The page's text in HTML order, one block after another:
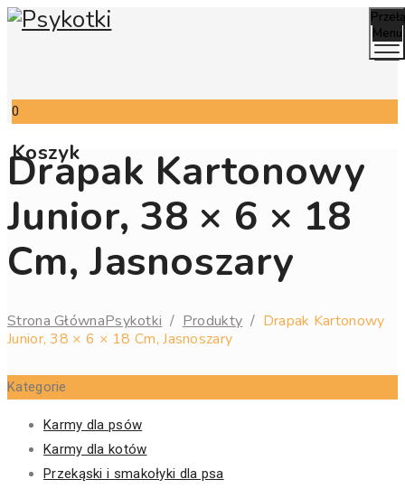
Menu
0
Koszyk
Drapak Kartonowy
Junior, 38 × 6 × 18
Cm, Jasnoszary
Strona GłównaPsykotki / Produkty / Drapak Kartonowy
Junior, 38 × 6 × 18 Cm, Jasnoszary
Kategorie
Karmy dla psów
Karmy dla kotów
Przekąski i smakołyki dla psa